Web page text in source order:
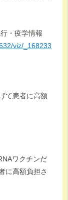
・疫学情報
viz/_168233
て患者に高額
ワクチンだ
に高額負担さ